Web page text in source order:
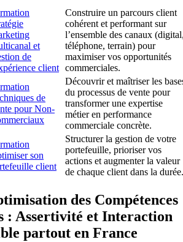
et
de
client
Construire un parcours client
cohérent et performant sur
l’ensemble des canaux
téléphone, terrain) pour
maximiser vos opportunités
commerciales.
de
pour Non-
Découvrir et maîtriser les
du processus de vente pour
transformer une expertise
métier en performance
commerciale concrète.
son
client
Structurer la gestion de votre
portefeuille, prioriser vos
actions et augmenter la valeur
de chaque client dans la durée.
des Compétences
: Assertivité et Interaction
partout en France